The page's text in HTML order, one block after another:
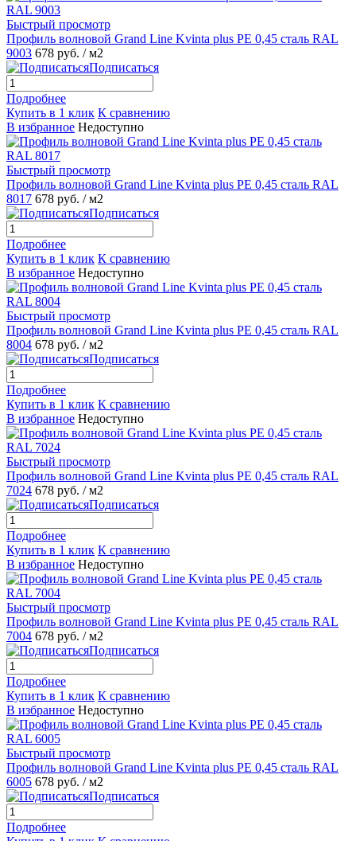
Быстрый просмотр
Профиль волновой Grand Line Kvinta plus PE 0,45 сталь RAL
9003 678 руб. / м2
Подписаться
Подробнее
Купить в 1 клик К сравнению
В избранное Недоступно
Быстрый просмотр
Профиль волновой Grand Line Kvinta plus PE 0,45 сталь RAL
8017 678 руб. / м2
Подписаться
Подробнее
Купить в 1 клик К сравнению
В избранное Недоступно
Быстрый просмотр
Профиль волновой Grand Line Kvinta plus PE 0,45 сталь RAL
8004 678 руб. / м2
Подписаться
Подробнее
Купить в 1 клик К сравнению
В избранное Недоступно
Быстрый просмотр
Профиль волновой Grand Line Kvinta plus PE 0,45 сталь RAL
7024 678 руб. / м2
Подписаться
Подробнее
Купить в 1 клик К сравнению
В избранное Недоступно
Быстрый просмотр
Профиль волновой Grand Line Kvinta plus PE 0,45 сталь RAL
7004 678 руб. / м2
Подписаться
Подробнее
Купить в 1 клик К сравнению
В избранное Недоступно
Быстрый просмотр
Профиль волновой Grand Line Kvinta plus PE 0,45 сталь RAL
6005 678 руб. / м2
Подписаться
Подробнее